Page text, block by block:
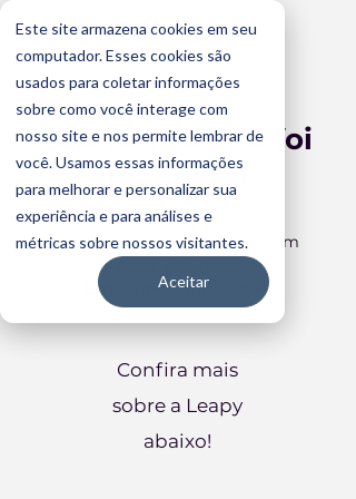
Este site armazena cookies em seu
computador. Esses cookies são
usados para coletar informações
sobre como você interage com
nosso site e nos permite lembrar de
você. Usamos essas informações
para melhorar e personalizar sua
experiência e para análises e
métricas sobre nossos visitantes.
Aceitar
Seu formulário foi
recebido!
Você vai receber o material em
seu email em instantes.
Esperamos que goste!
Confira mais
sobre a Leapy
abaixo!